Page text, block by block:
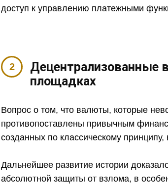
доступ к управлению платежными
Децентрализованные
площадках
Вопрос о том, что валюты, которые
противопоставлены привычным
созданных по классическому
Дальнейшее развитие истории
абсолютной защиты от взлома, в